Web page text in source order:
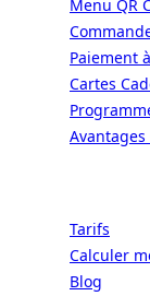
Menu QR
Paiement
Cartes
Avantages
Tarifs
Calculer
Blog